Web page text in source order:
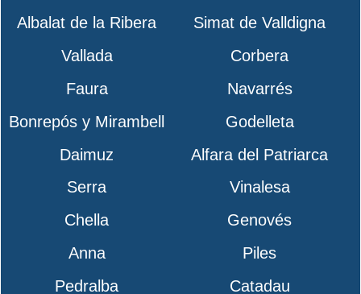
Albalat de la Ribera
Simat de Valldigna
Vallada
Corbera
Faura
Navarrés
Bonrepós y Mirambell
Godelleta
Daimuz
Alfara del Patriarca
Serra
Vinalesa
Chella
Genovés
Anna
Piles
Pedralba
Catadau